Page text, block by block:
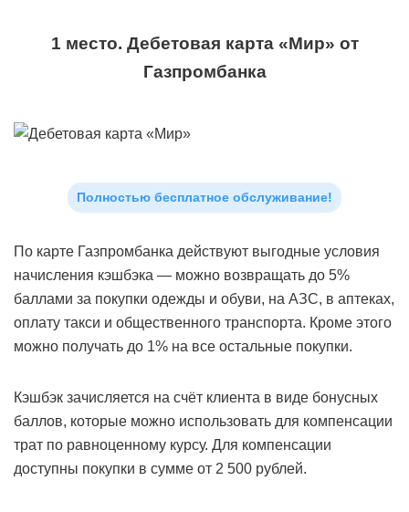
1 место. Дебетовая карта «Мир» от
Газпромбанка
Полностью бесплатное обслуживание!
По карте Газпромбанка действуют выгодные условия
начисления кэшбэка — можно возвращать до 5%
баллами за покупки одежды и обуви, на АЗС, в аптеках,
оплату такси и общественного транспорта. Кроме этого
можно получать до 1% на все остальные покупки.
Кэшбэк зачисляется на счёт клиента в виде бонусных
баллов, которые можно использовать для компенсации
трат по равноценному курсу. Для компенсации
доступны покупки в сумме от 2 500 рублей.